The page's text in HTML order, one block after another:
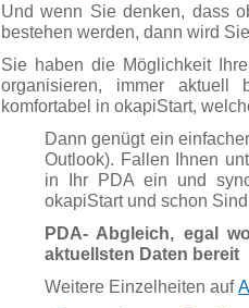
Und wenn Sie denken, dass
bestehen werden, dann wird
Sie haben die Möglichkeit
organisieren, immer
komfortabel in okapiStart,
Dann genügt ein
Outlook). Fallen Ihnen
in Ihr PDA ein und
okapiStart und schon
PDA- Abgleich, egal
aktuellsten Daten bereit
Weitere Einzelheiten auf